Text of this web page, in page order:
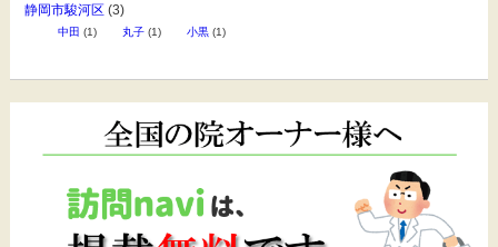
静岡市駿河区 (3)
中田 (1) 丸子(1) 小黒(1)